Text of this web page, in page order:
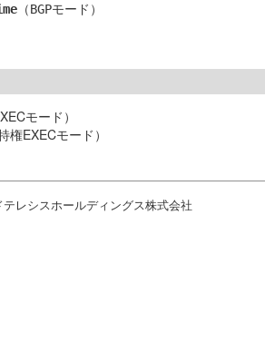
モード）
権EXECモード）
レシスホールディングス株式会社